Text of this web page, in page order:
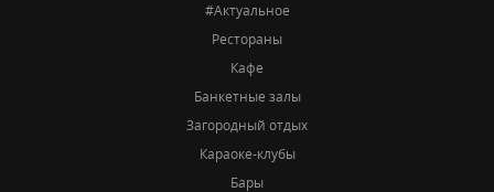
#Актуальное
Рестораны
Кафе
Банкетные залы
Загородный отдых
Караоке-клубы
Бары